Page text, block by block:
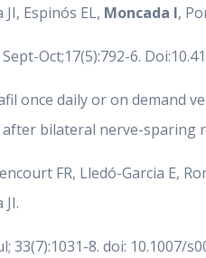
Espinós EL, Moncada I,
Oct;17(5):792-6.
once daily or on demand
bilateral nerve-sparing
FR, Lledó-Garcia E,
33(7):1031-8. doi: 10.1007/